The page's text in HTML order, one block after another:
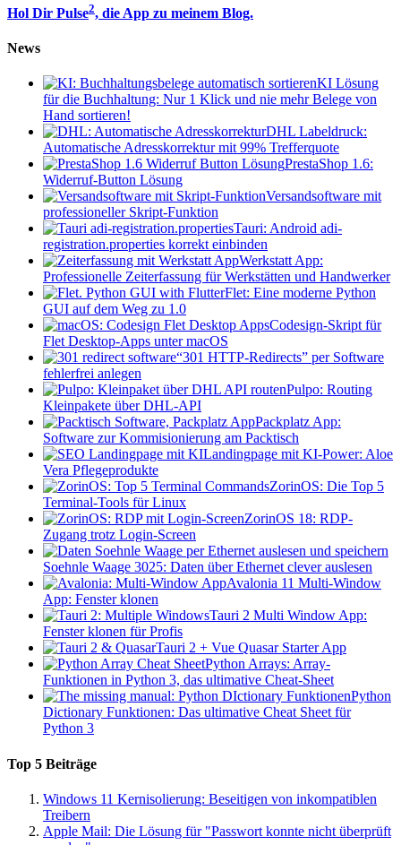
Hol Dir Pulse2, die App zu meinem Blog.
News
KI Lösung
für die Buchhaltung: Nur 1 Klick und nie mehr Belege von
Hand sortieren!
DHL Labeldruck:
Automatische Adresskorrektur mit 99% Trefferquote
PrestaShop 1.6:
Widerruf-Button Lösung
Versandsoftware mit
professioneller Skript-Funktion
Tauri: Android adi-
registration.properties korrekt einbinden
Werkstatt App:
Professionelle Zeiterfassung für Werkstätten und Handwerker
Flet: Eine moderne Python
GUI auf dem Weg zu 1.0
Codesign-Skript für
Flet Desktop-Apps unter macOS
“301 HTTP-Redirects” per Software
fehlerfrei anlegen
Pulpo: Routing
Kleinpakete über DHL-API
Packplatz App:
Software zur Kommisionierung am Packtisch
Landingpage mit KI-Power: Aloe
Vera Pflegeprodukte
ZorinOS: Die Top 5
Terminal-Tools für Linux
ZorinOS 18: RDP-
Zugang trotz Login-Screen
Soehnle Waage 3025: Daten über Ethernet clever auslesen
Avalonia 11 Multi-Window
App: Fenster klonen
Tauri 2 Multi Window App:
Fenster klonen für Profis
Tauri 2 + Vue Quasar Starter App
Python Arrays: Array-
Funktionen in Python 3, das ultimative Cheat-Sheet
Python
Dictionary Funktionen: Das ultimative Cheat Sheet für
Python 3
Top 5 Beiträge
Windows 11 Kernisolierung: Beseitigen von inkompatiblen
Treibern
Apple Mail: Die Lösung für "Passwort konnte nicht überprüft